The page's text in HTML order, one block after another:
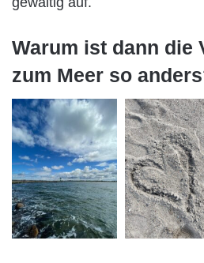
Warum ist dann die
zum Meer so